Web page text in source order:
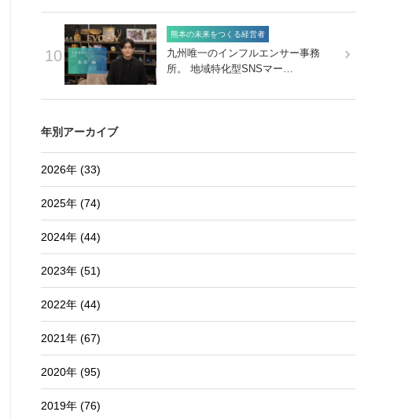
10
熊本の未来をつくる経営者
九州唯一のインフルエンサー事務
所。 地域特化型SNSマー…
年別アーカイブ
2026年 (33)
2025年 (74)
2024年 (44)
2023年 (51)
2022年 (44)
2021年 (67)
2020年 (95)
2019年 (76)